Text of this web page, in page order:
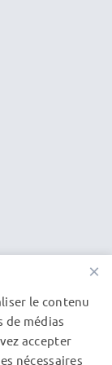
×
le contenu
médias
accepter
nécessaires